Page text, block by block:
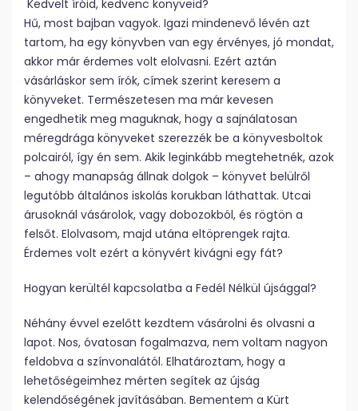
Kedvelt íróid, kedvenc könyveid?
Hű, most bajban vagyok. Igazi mindenevő lévén azt
tartom, ha egy könyvben van egy érvényes, jó mondat,
akkor már érdemes volt elolvasni. Ezért aztán
vásárláskor sem írók, címek szerint keresem a
könyveket. Természetesen ma már kevesen
engedhetik meg maguknak, hogy a sajnálatosan
méregdrága könyveket szerezzék be a könyvesboltok
polcairól, így én sem. Akik leginkább megtehetnék, azok
– ahogy manapság állnak dolgok – könyvet belülről
legutóbb általános iskolás korukban láthattak. Utcai
árusoknál vásárolok, vagy dobozokból, és rögtön a
felsőt. Elolvasom, majd utána eltöprengek rajta.
Érdemes volt ezért a könyvért kivágni egy fát?
Hogyan kerültél kapcsolatba a Fedél Nélkül újsággal?
Néhány évvel ezelőtt kezdtem vásárolni és olvasni a
lapot. Nos, óvatosan fogalmazva, nem voltam nagyon
feldobva a színvonalától. Elhatároztam, hogy a
lehetőségeimhez mérten segítek az újság
kelendőségének javításában. Bementem a Kürt